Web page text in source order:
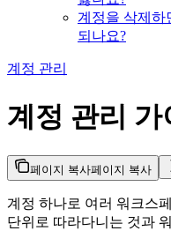
계정을 삭제하
되나요?
계정 관리
계정 관리 가
페이지 복사페이지 복사
계정 하나로 여러 워크스
단위로 따라다니는 것과